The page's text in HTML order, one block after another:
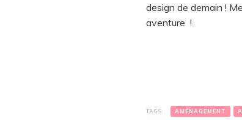
design de demain !
aventure !
TAGS: AMÉNAGEMENT